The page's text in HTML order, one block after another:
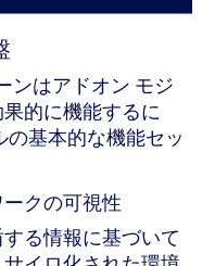
ンはアドオン モジ
的に機能するに
基本的な機能セッ
クの可視性
る情報に基づいて